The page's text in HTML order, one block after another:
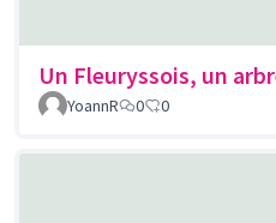
Un Fleuryssois, un
YoannR
0 0